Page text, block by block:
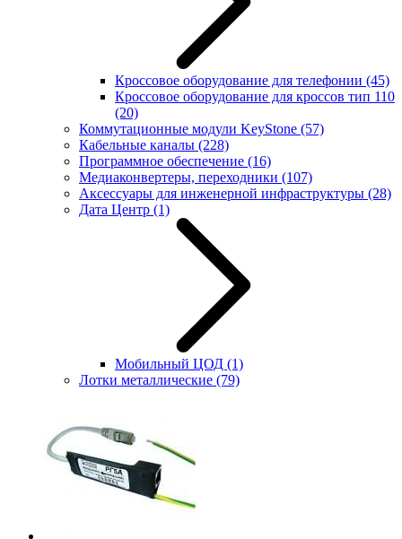
Кроссовое оборудование для телефонии (45)
Кроссовое оборудование для кроссов тип 110
(20)
Коммутационные модули KeyStone (57)
Кабельные каналы (228)
Программное обеспечение (16)
Медиаконвертеры, переходники (107)
Аксессуары для инженерной инфраструктуры (28)
Дата Центр (1)
Мобильный ЦОД (1)
Лотки металлические (79)